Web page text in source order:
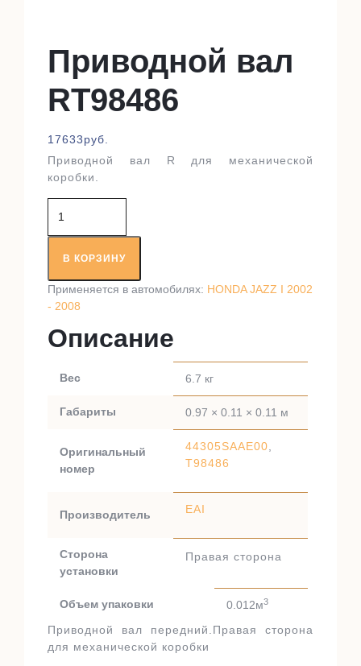
Приводной вал
RT98486
17633руб.
Приводной вал R для механической
коробки.
товара
Приводной
валВ КОРЗИНУ
Применяется в автомобилях: HONDA JAZZ I 2002
- 2008
Описание
Вес 6.7 кг
Габариты 0.97 × 0.11 × 0.11 м
Оригинальный
номер
44305SAAE00,
T98486
Производитель EAI
Сторона
установки
Правая сторона
Объем упаковки 0.012м3
Приводной вал передний.Правая сторона
для механической коробки